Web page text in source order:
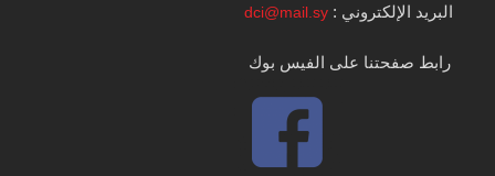
البريد الإلكتروني :dci@mail.sy
رابط صفحتنا على الفيس بوك